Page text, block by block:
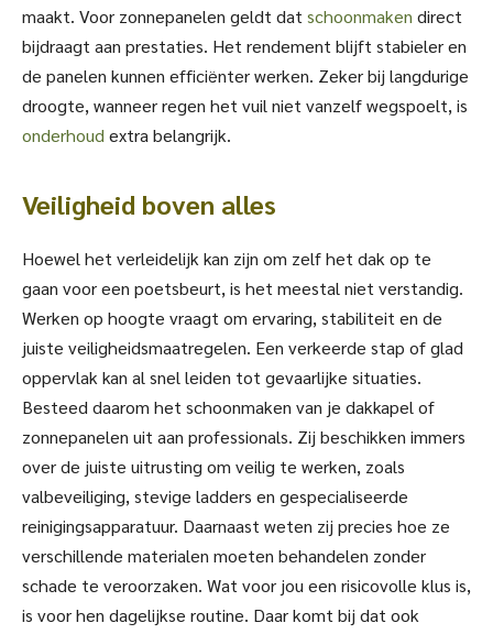
maakt. Voor zonnepanelen geldt datschoonmaken direct
bijdraagt aan prestaties. Het rendement blijft stabieler en
de panelen kunnen efficiënter werken. Zeker bij langdurige
droogte, wanneer regen het vuil niet vanzelf wegspoelt, is
onderhoud extra belangrijk.
Veiligheid boven alles
Hoewel het verleidelijk kan zijn om zelf het dak op te
gaan voor een poetsbeurt, is het meestal niet verstandig.
Werken op hoogte vraagt om ervaring, stabiliteit en de
juiste veiligheidsmaatregelen. Een verkeerde stap of glad
oppervlak kan al snel leiden tot gevaarlijke situaties.
Besteed daarom het schoonmaken van je dakkapel of
zonnepanelen uit aan professionals. Zij beschikken immers
over de juiste uitrusting om veilig te werken, zoals
valbeveiliging, stevige ladders en gespecialiseerde
reinigingsapparatuur. Daarnaast weten zij precies hoe ze
verschillende materialen moeten behandelen zonder
schade te veroorzaken. Wat voor jou een risicovolle klus is,
is voor hen dagelijkse routine. Daar komt bij dat ook